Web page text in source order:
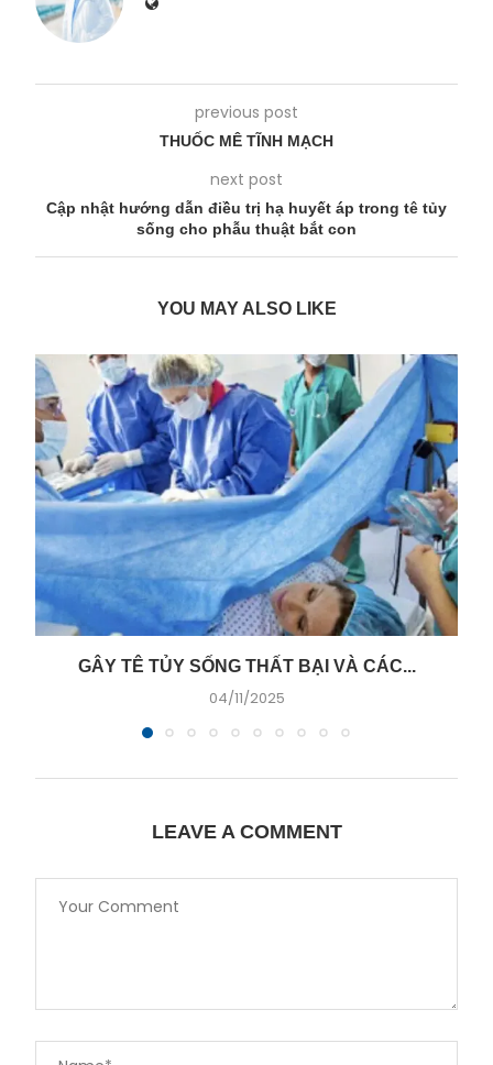
previous post
THUỐC MÊ TĨNH MẠCH
next post
Cập nhật hướng dẫn điều trị hạ huyết áp trong tê tủy
sống cho phẫu thuật bắt con
YOU MAY ALSO LIKE
GÂY TÊ TỦY SỐNG THẤT BẠI VÀ CÁC...
04/11/2025
LEAVE A COMMENT